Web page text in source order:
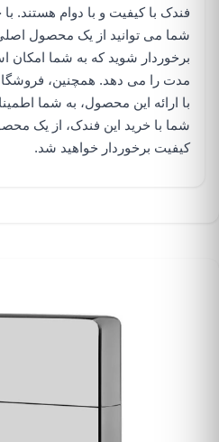
فندک با کیفیت و با دوام هستند.
شما می توانید از یک محصول
برخوردار شوید که به شما امکان
مدت را می دهد. همچنین،
با ارائه این محصول، به شما
شما با خرید این فندک، از یک
کیفیت برخوردار خواهید شد.